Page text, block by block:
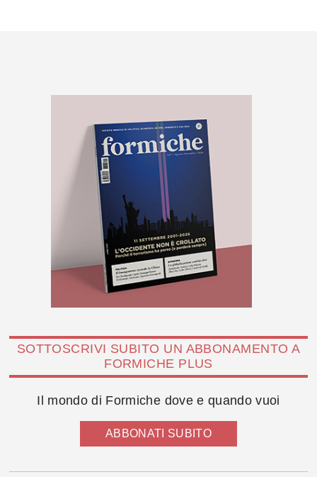
SOTTOSCRIVI SUBITO UN ABBONAMENTO A
FORMICHE PLUS
Il mondo di Formiche dove e quando vuoi
ABBONATI SUBITO